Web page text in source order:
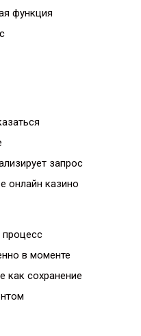
функция
запрос
онлайн казино
процесс
в моменте
как сохранение